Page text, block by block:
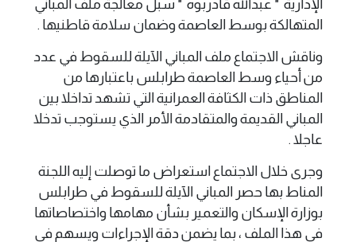
الإدارية " عبدالله قادربوه " سبل معالجة ملف المباني
المتهالكة بوسط العاصمة وضمان سلامة قاطنيها .
وناقش الاجتماع ملف المباني الآيلة للسقوط في عدد
من أحياء وسط العاصمة طرابلس باعتبارها من
المناطق ذات الكثافة العمرانية التي تشهد تداخلا بين
المباني القديمة والمتقادمة الأمر الذي يستوجب تدخلا
عاجلا .
وجرى خلال الاجتماع استعراض ما توصلت إليه اللجنة
المناط بها حصر المباني الآيلة للسقوط في طرابلس
بوزارة الإسكان والتعمير بشأن مهامها واختصاصاتها
في هذا الملف ، بما يضمن دقة الإجراءات ويسهم في